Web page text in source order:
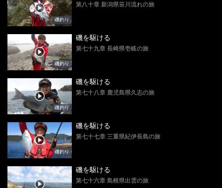
磯釣り
第八十章 新潟県笹川流れの旅
磯釣り
磯を駆ける
第七十九章 長崎県壱岐の旅
磯釣り
磯を駆ける
第七十八章 鹿児島県久志の旅
磯釣り
磯を駆ける
第七十七章 三重県紀伊長島の旅
磯を駆ける
第七十六章 島根県出雲の旅